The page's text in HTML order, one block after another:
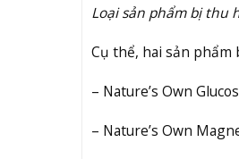
Loại sản phẩm bị thu
Cụ thể, hai sản phẩm
– Nature’s Own
– Nature’s Own